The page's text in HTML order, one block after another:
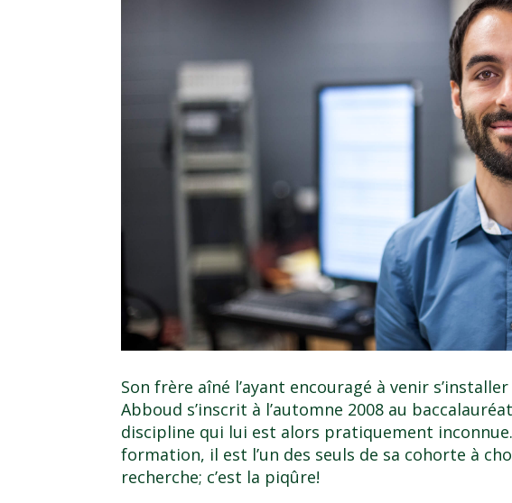
Son frère aîné l’ayant encouragé à venir
Abboud s’inscrit à l’automne 2008 au
discipline qui lui est alors pratiquement
formation, il est l’un des seuls de sa cohorte à
recherche; c’est la piqûre!